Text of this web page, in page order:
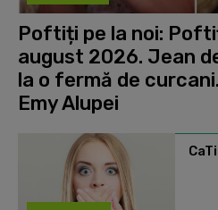
Poftiți pe la noi:
august 2026. Jean
la o fermă de
Emy Alupei